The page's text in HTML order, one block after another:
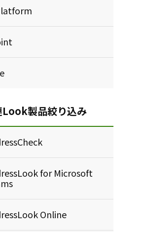
Look製品絞り込み
for Microsoft
Online